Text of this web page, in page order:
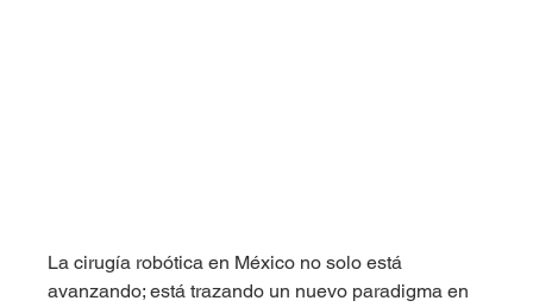
La cirugía robótica en México no solo está
avanzando; está trazando un nuevo paradigma en